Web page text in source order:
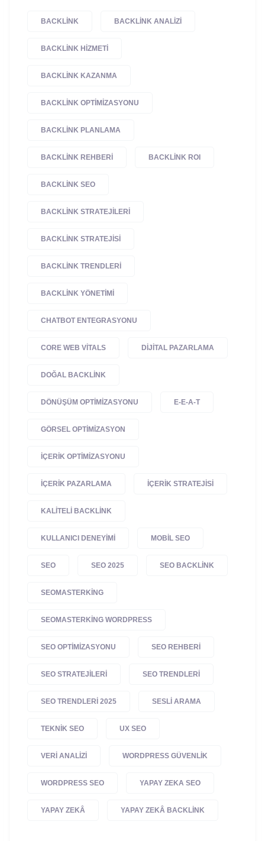
BACKLINK BACKLINK ANALIZI
BACKLINK HIZMETI
BACKLINK KAZANMA
BACKLINK OPTIMIZASYONU
BACKLINK PLANLAMA
BACKLINK REHBERI BACKLINK ROI
BACKLINK SEO
BACKLINK STRATEJILERI
BACKLINK STRATEJISI
BACKLINK TRENDLERI
BACKLINK YÖNETIMI
CHATBOT ENTEGRASYONU
CORE WEB VITALS DIJITAL PAZARLAMA
DOĞAL BACKLINK
DÖNÜŞÜM OPTIMIZASYONU E-E-A-T
GÖRSEL OPTIMIZASYON
IÇERIK OPTIMIZASYONU
IÇERIK PAZARLAMA IÇERIK STRATEJISI
KALITELI BACKLINK
KULLANICI DENEYIMI MOBIL SEO
SEO SEO 2025 SEO BACKLINK
SEOMASTERKING
SEOMASTERKING WORDPRESS
SEO OPTIMIZASYONU SEO REHBERI
SEO STRATEJILERI SEO TRENDLERI
SEO TRENDLERI 2025 SESLI ARAMA
TEKNIK SEO UX SEO
VERI ANALIZI WORDPRESS GÜVENLIK
WORDPRESS SEO YAPAY ZEKA SEO
YAPAY ZEKÂ YAPAY ZEKÂ BACKLINK